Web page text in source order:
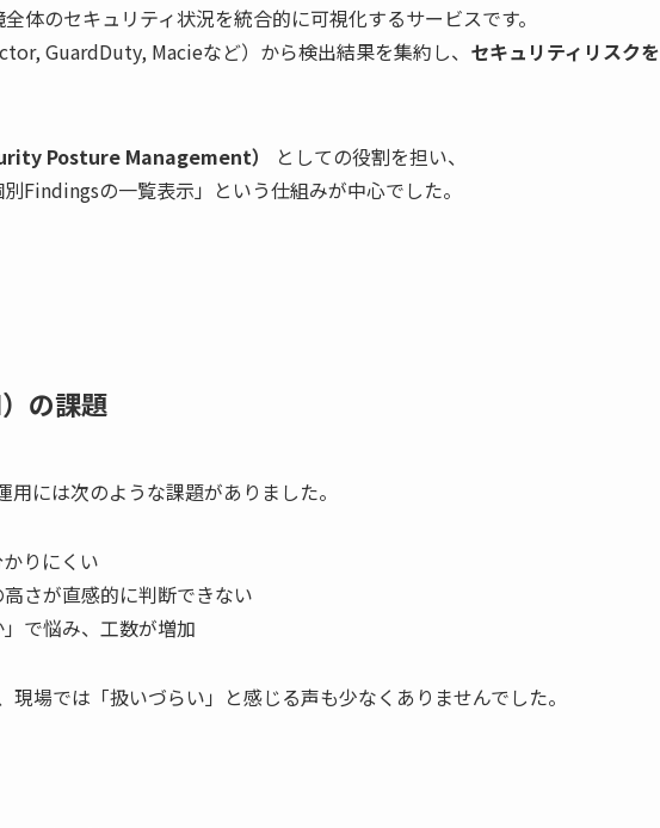
体のセキュリティ状況を統合的に可視化するサービスです。
GuardDuty, Macieなど）から検出結果を集約し、 セキュリティリスクを
Posture Management）
としての役割を担い、
Findingsの一覧表示」という仕組みが中心でした。
の課題
には次のような課題がありました。
りにくい
さが直感的に判断できない
で悩み、工数が増加
場では「扱いづらい」と感じる声も少なくありませんでした。